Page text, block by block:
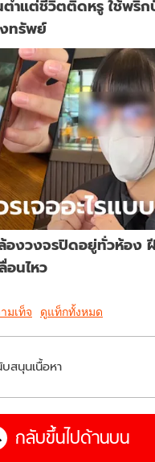
ำแต่ชีวิตติดหรู ใช้พริ
ทรัพย์
องวงจรปิดอยู่ทั่วห้อง
อนไหว
มเท็จ ดูแท็กทั้งหมด
สนุนเนื้อหา
กลับขึ้นไปด้านบน